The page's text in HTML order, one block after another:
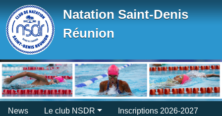
Natation Saint-Denis
Réunion
News Le club NSDR Inscriptions 2026-2027
Panneau de gestion des cookies